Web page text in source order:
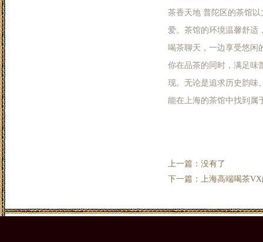
茶香天地 普陀区的茶馆
爱。茶馆的环境温馨舒适
喝茶聊天，一边享受悠闲
你在品茶的同时，满足味
现。无论是追求历史韵味
能在上海的茶馆中找到属
上一篇：没有了
下一篇： 上海高端喝茶